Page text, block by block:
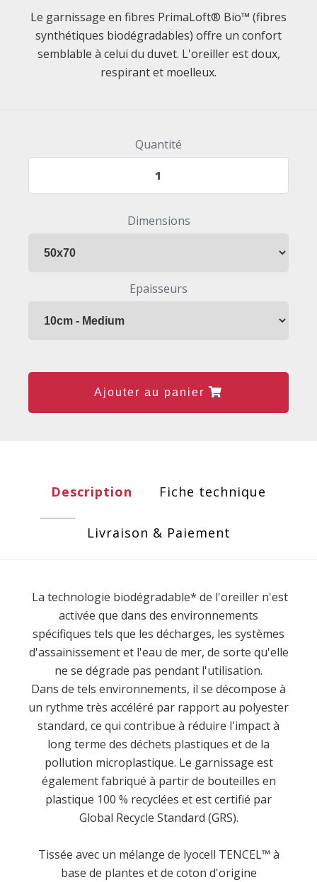
Le garnissage en fibres PrimaLoft® Bio™ (fibres
synthétiques biodégradables) offre un confort
semblable à celui du duvet. L'oreiller est doux,
respirant et moelleux.
Quantité
Dimensions
Epaisseurs
Ajouter au panier
Description Fiche technique
Livraison & Paiement
La technologie biodégradable* de l'oreiller n'est
activée que dans des environnements
spécifiques tels que les décharges, les systèmes
d'assainissement et l'eau de mer, de sorte qu'elle
ne se dégrade pas pendant l'utilisation.
Dans de tels environnements, il se décompose à
un rythme très accéléré par rapport au polyester
standard, ce qui contribue à réduire l'impact à
long terme des déchets plastiques et de la
pollution microplastique. Le garnissage est
également fabriqué à partir de bouteilles en
plastique 100 % recyclées et est certifié par
Global Recycle Standard (GRS).
Tissée avec un mélange de lyocell TENCEL™ à
base de plantes et de coton d'origine